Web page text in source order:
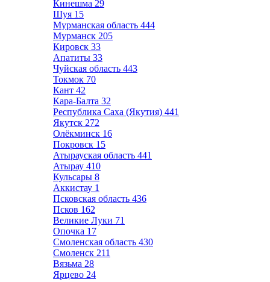
Кинешма 29
Шуя 15
Мурманская область 444
Мурманск 205
Кировск 33
Апатиты 33
Чуйская область 443
Токмок 70
Кант 42
Кара-Балта 32
Республика Саха (Якутия) 441
Якутск 272
Олёкминск 16
Покровск 15
Атырауская область 441
Атырау 410
Кульсары 8
Аккистау 1
Псковская область 436
Псков 162
Великие Луки 71
Опочка 17
Смоленская область 430
Смоленск 211
Вязьма 28
Ярцево 24